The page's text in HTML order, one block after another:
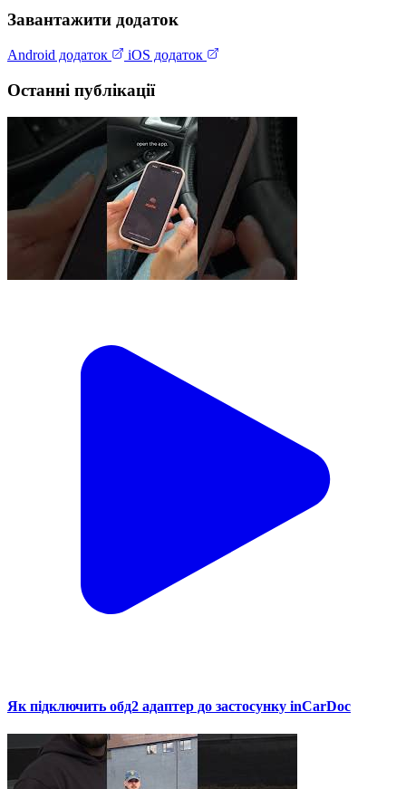
Завантажити додаток
Android додаток iOS додаток
Останні публікації
Як підключить обд2 адаптер до застосунку inCarDoc